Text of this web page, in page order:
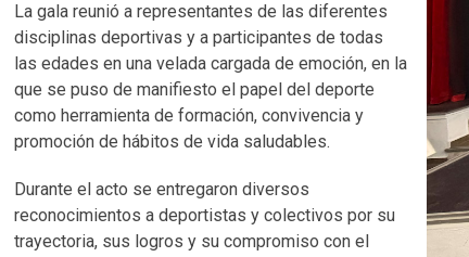
La gala reunió a representantes de las diferentes
disciplinas deportivas y a participantes de todas
las edades en una velada cargada de emoción, en la
que se puso de manifiesto el papel del deporte
como herramienta de formación, convivencia y
promoción de hábitos de vida saludables.
Durante el acto se entregaron diversos
reconocimientos a deportistas y colectivos por su
trayectoria, sus logros y su compromiso con el